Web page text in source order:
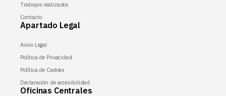
Trabajos realizados
Contacto
Apartado Legal
Aviso Legal
Política de Privacidad
Política de Cookies
Declaración de accesibilidad
Oficinas Centrales